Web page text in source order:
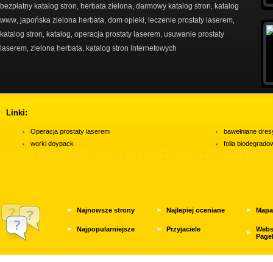
bezpłatny katalog stron herbata zielona darmowy katalog stron
katalog
www japońska zielona herbata dom opieki leczenie prostaty laserem
katalog stron katalog operacja prostaty laserem usuwanie prostaty
laserem zielona herbata katalog stron internetowych
Linki:
Operacja prostaty laserem
worki doypack
bawełniane
folia
Najnowsze strony Najlepiej oceniane
Najpopularniejsze Przyjaciele